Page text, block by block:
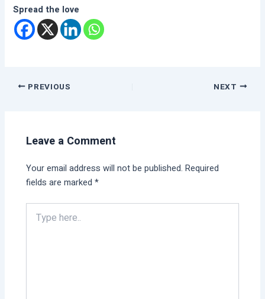
Spread the love
PREVIOUS NEXT
Leave a Comment
Your email address will not be published. Required
fields are marked*
Type
here..